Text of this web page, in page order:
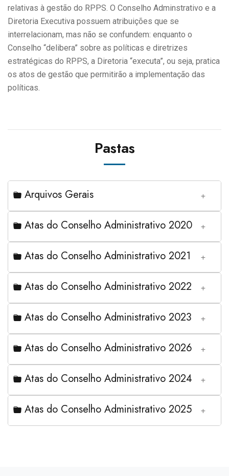
relativas à gestão do RPPS. O Conselho Adminstrativo e a
Diretoria Executiva possuem atribuições que se
interrelacionam, mas não se confundem: enquanto o
Conselho “delibera” sobre as políticas e diretrizes
estratégicas do RPPS, a Diretoria “executa”, ou seja, pratica
os atos de gestão que permitirão a implementação das
políticas.
Pastas
Arquivos Gerais
Atas do Conselho Administrativo 2020
Atas do Conselho Administrativo 2021
Atas do Conselho Administrativo 2022
Atas do Conselho Administrativo 2023
Atas do Conselho Administrativo 2026
Atas do Conselho Administrativo 2024
Atas do Conselho Administrativo 2025